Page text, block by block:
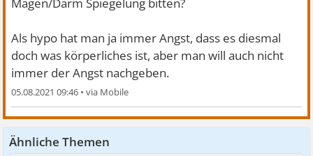
Als hypo hat man ja immer Angst, dass es diesmal
doch was körperliches ist, aber man will auch nicht
immer der Angst nachgeben.
05.08.2021 09:46 •
Ähnliche Themen